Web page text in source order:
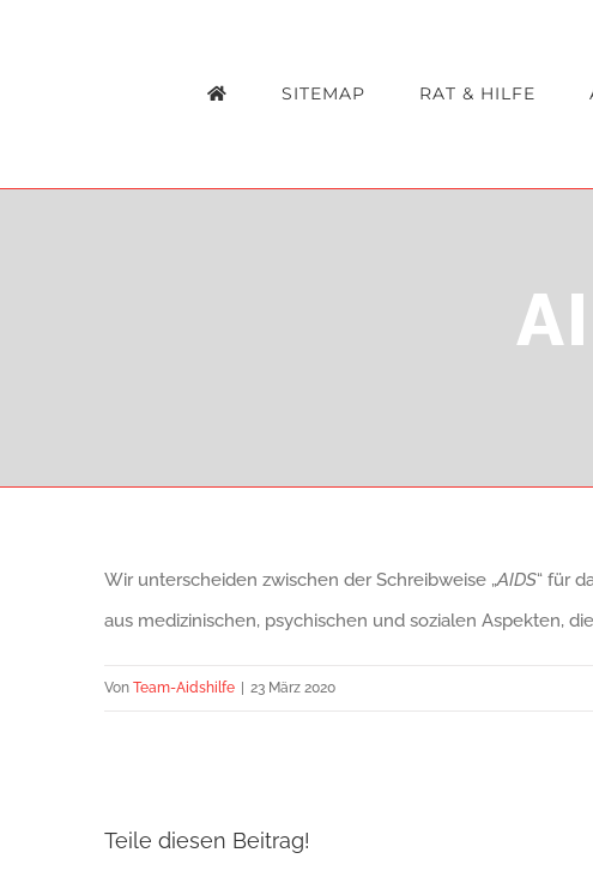
SITEMAP RAT & HILFE
Wir unterscheiden zwischen der Schreibweise „AIDS“ für
aus medizinischen, psychischen und sozialen Aspekten,
Von Team-Aidshilfe 23 März 2020
Teile diesen Beitrag!